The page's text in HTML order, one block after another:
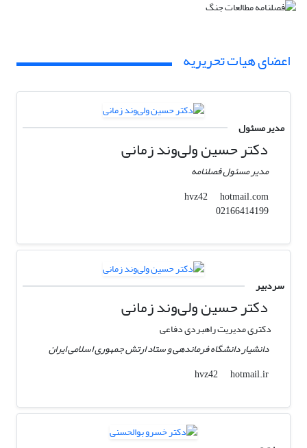
اعضای هیات تحریریه
مدیر مسئول
دکتر حسین ولی‌وند زمانی
مدیر مسئول فصلنامه
hvz42
hotmail.com
02166414199
سردبیر
دکتر حسین ولی‌وند زمانی
دکتری مدیریت راهبردی دفاعی
دانشیار دانشگاه فرماندهی و ستاد ارتش جمهوری اسلامی ایران
hvz42
hotmail.ir